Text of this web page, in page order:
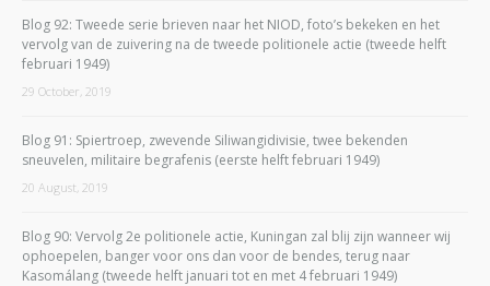
Blog 92: Tweede serie brieven naar het NIOD, foto’s bekeken en het
vervolg van de zuivering na de tweede politionele actie (tweede helft
februari 1949)
29 October, 2019
Blog 91: Spiertroep, zwevende Siliwangidivisie, twee bekenden
sneuvelen, militaire begrafenis (eerste helft februari 1949)
20 August, 2019
Blog 90: Vervolg 2e politionele actie, Kuningan zal blij zijn wanneer wij
ophoepelen, banger voor ons dan voor de bendes, terug naar
Kasomálang (tweede helft januari tot en met 4 februari 1949)